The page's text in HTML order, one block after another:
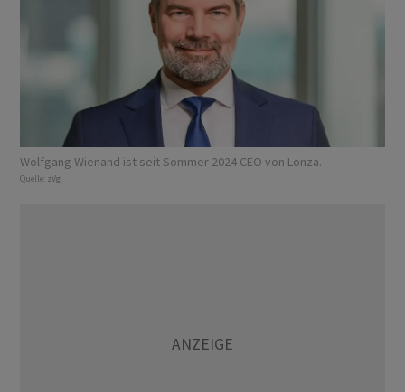
Wolfgang Wienand ist seit Sommer 2024 CEO von Lonza.
Quelle: zVg